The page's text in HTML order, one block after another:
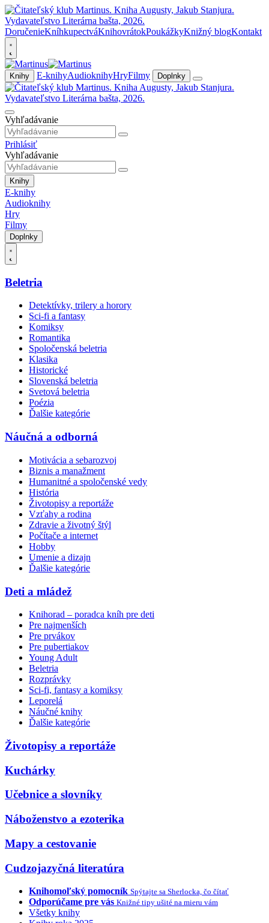
DoručenieKníhkupectváKnihovrátokPoukážkyKnižný blogKontakt
Knihy E-knihyAudioknihyHryFilmy Doplnky
Vyhľadávanie
Prihlásiť
Vyhľadávanie
Knihy
E-knihy
Audioknihy
Hry
Filmy
Doplnky
Beletria
Detektívky, trilery a horory
Sci-fi a fantasy
Komiksy
Romantika
Spoločenská beletria
Klasika
Historické
Slovenská beletria
Svetová beletria
Poézia
Ďalšie kategórie
Náučná a odborná
Motivácia a sebarozvoj
Biznis a manažment
Humanitné a spoločenské vedy
História
Životopisy a reportáže
Vzťahy a rodina
Zdravie a životný štýl
Počítače a internet
Hobby
Umenie a dizajn
Ďalšie kategórie
Deti a mládež
Knihorad – poradca kníh pre deti
Pre najmenších
Pre prvákov
Pre pubertiakov
Young Adult
Beletria
Rozprávky
Sci-fi, fantasy a komiksy
Leporelá
Náučné knihy
Ďalšie kategórie
Životopisy a reportáže
Kuchárky
Učebnice a slovníky
Náboženstvo a ezoterika
Mapy a cestovanie
Cudzojazyčná literatúra
Knihomoľský pomocník Spýtajte sa Sherlocka, čo čítať
Odporúčame pre vás Knižné tipy ušité na mieru vám
Všetky knihy